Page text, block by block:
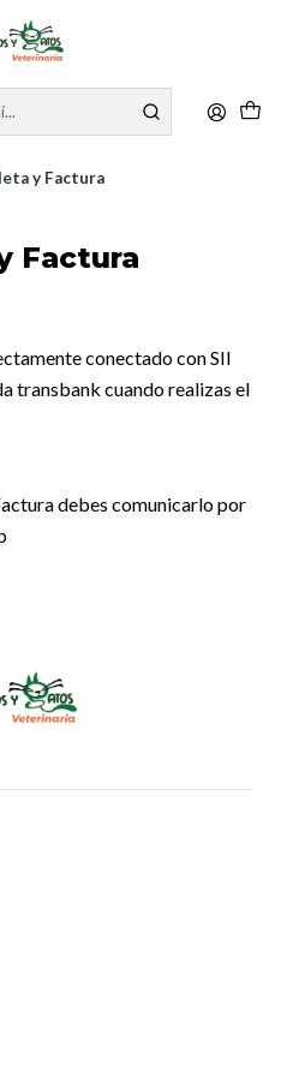
y Factura
Factura
conectado con SII
transbank cuando realizas el
debes comunicarlo por